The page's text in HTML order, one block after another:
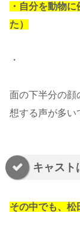
・自分を動物
た）
・
面の下半分の顔
想する声が多い
キャスト
その中でも、松